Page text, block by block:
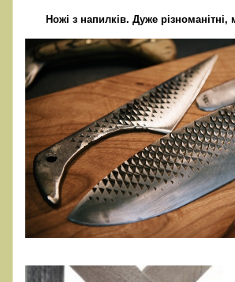
Ножі з напилків. Дуже різноманітні,